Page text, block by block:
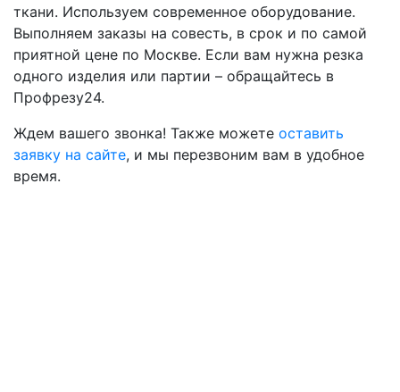
ткани. Используем современное оборудование.
Выполняем заказы на совесть, в срок и по самой
приятной цене по Москве. Если вам нужна резка
одного изделия или партии – обращайтесь в
Профрезу24.
Ждем вашего звонка! Также можете оставить
заявку на сайте, и мы перезвоним вам в удобное
время.